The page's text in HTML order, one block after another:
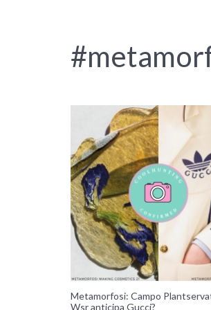
Metamorfosi: Campo
Wsr anticipa Gucci?